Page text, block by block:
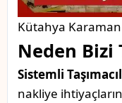
Kütahya
Neden Bizi
Sistemli
nakliye